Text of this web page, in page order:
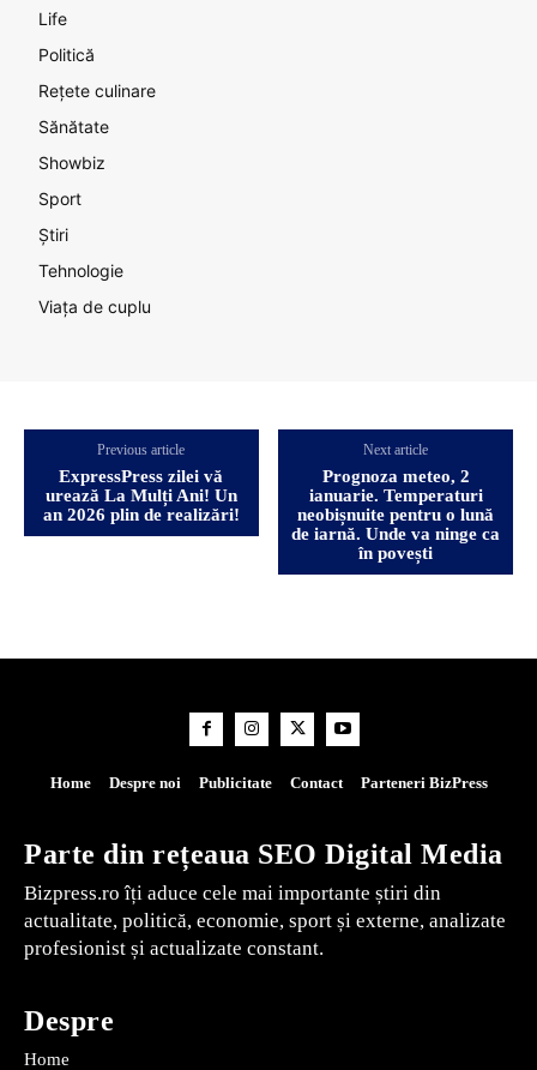
Life
Politică
Rețete culinare
Sănătate
Showbiz
Sport
Știri
Tehnologie
Viața de cuplu
Previous article
ExpressPress zilei vă
urează La Mulți Ani! Un
an 2026 plin de realizări!
Next article
Prognoza meteo, 2
ianuarie. Temperaturi
neobișnuite pentru o lună
de iarnă. Unde va ninge ca
în povești
Home Despre noi Publicitate Contact Parteneri BizPress
Parte din rețeaua SEO Digital Media
Bizpress.ro îți aduce cele mai importante știri din
actualitate, politică, economie, sport și externe, analizate
profesionist și actualizate constant.
Despre
Home